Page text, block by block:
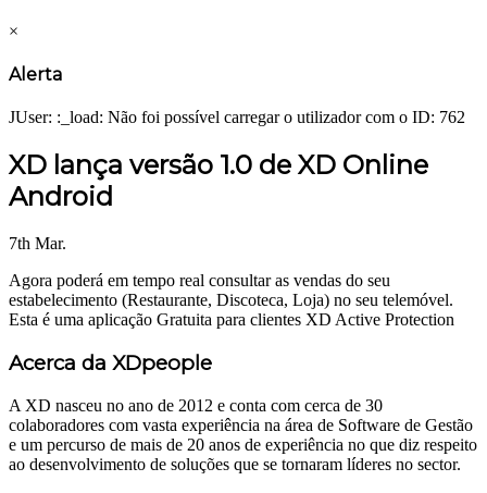
×
Alerta
JUser: :_load: Não foi possível carregar o utilizador com o ID: 762
XD lança versão 1.0 de XD Online
Android
7th Mar.
Agora poderá em tempo real consultar as vendas do seu
estabelecimento (Restaurante, Discoteca, Loja) no seu telemóvel.
Esta é uma aplicação Gratuita para clientes XD Active Protection
Acerca da XDpeople
A XD nasceu no ano de 2012 e conta com cerca de 30
colaboradores com vasta experiência na área de Software de Gestão
e um percurso de mais de 20 anos de experiência no que diz respeito
ao desenvolvimento de soluções que se tornaram líderes no sector.